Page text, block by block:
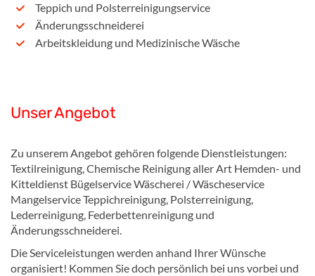
Teppich und Polsterreinigungservice
Änderungsschneiderei
Arbeitskleidung und Medizinische Wäsche
Unser Angebot
Zu unserem Angebot gehören folgende Dienstleistungen:
Textilreinigung, Chemische Reinigung aller Art Hemden- und
Kitteldienst Bügelservice Wäscherei / Wäscheservice
Mangelservice Teppichreinigung, Polsterreinigung,
Lederreinigung, Federbettenreinigung und
Änderungsschneiderei.
Die Serviceleistungen werden anhand Ihrer Wünsche
organisiert! Kommen Sie doch persönlich bei uns vorbei und